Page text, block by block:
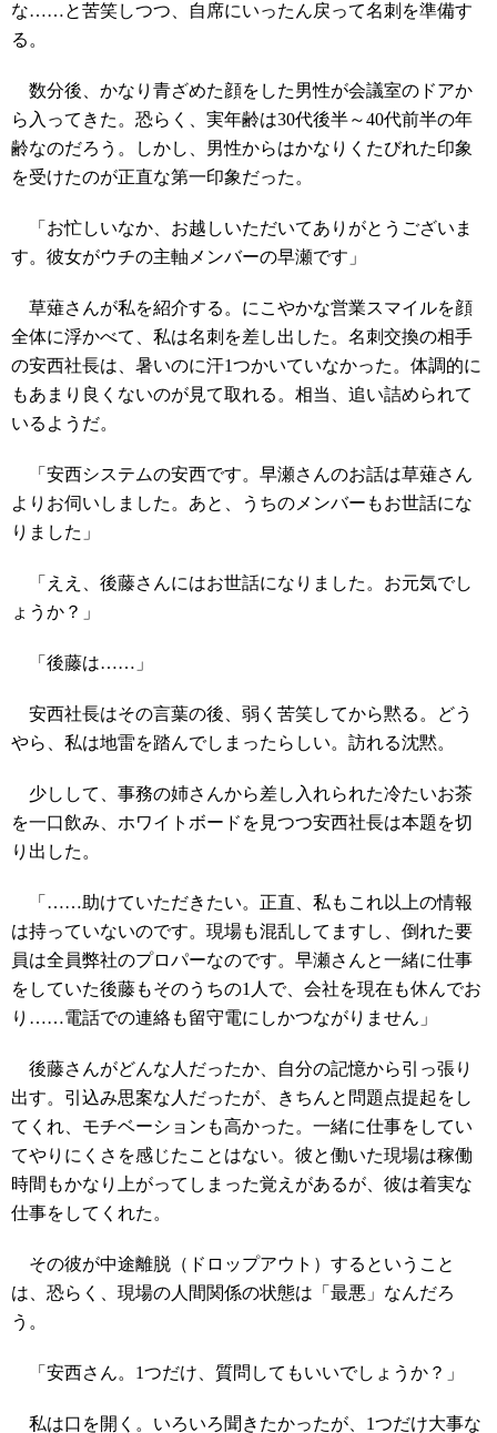
な……と苦笑しつつ、自席にいったん戻って名刺を準備す
る。
数分後、かなり青ざめた顔をした男性が会議室のドアか
ら入ってきた。恐らく、実年齢は30代後半～40代前半の年
齢なのだろう。しかし、男性からはかなりくたびれた印象
を受けたのが正直な第一印象だった。
「お忙しいなか、お越しいただいてありがとうございま
す。彼女がウチの主軸メンバーの早瀬です」
草薙さんが私を紹介する。にこやかな営業スマイルを顔
全体に浮かべて、私は名刺を差し出した。名刺交換の相手
の安西社長は、暑いのに汗1つかいていなかった。体調的に
もあまり良くないのが見て取れる。相当、追い詰められて
いるようだ。
「安西システムの安西です。早瀬さんのお話は草薙さん
よりお伺いしました。あと、うちのメンバーもお世話にな
りました」
「ええ、後藤さんにはお世話になりました。お元気でし
ょうか？」
「後藤は……」
安西社長はその言葉の後、弱く苦笑してから黙る。どう
やら、私は地雷を踏んでしまったらしい。訪れる沈黙。
少しして、事務の姉さんから差し入れられた冷たいお茶
を一口飲み、ホワイトボードを見つつ安西社長は本題を切
り出した。
「……助けていただきたい。正直、私もこれ以上の情報
は持っていないのです。現場も混乱してますし、倒れた要
員は全員弊社のプロパーなのです。早瀬さんと一緒に仕事
をしていた後藤もそのうちの1人で、会社を現在も休んでお
り……電話での連絡も留守電にしかつながりません」
後藤さんがどんな人だったか、自分の記憶から引っ張り
出す。引込み思案な人だったが、きちんと問題点提起をし
てくれ、モチベーションも高かった。一緒に仕事をしてい
てやりにくさを感じたことはない。彼と働いた現場は稼働
時間もかなり上がってしまった覚えがあるが、彼は着実な
仕事をしてくれた。
その彼が中途離脱（ドロップアウト）するということ
は、恐らく、現場の人間関係の状態は「最悪」なんだろ
う。
「安西さん。1つだけ、質問してもいいでしょうか？」
私は口を開く。いろいろ聞きたかったが、1つだけ大事な